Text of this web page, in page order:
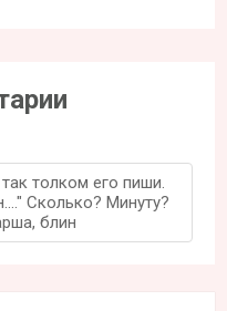
толком его пиши.
Сколько? Минуту?
блин